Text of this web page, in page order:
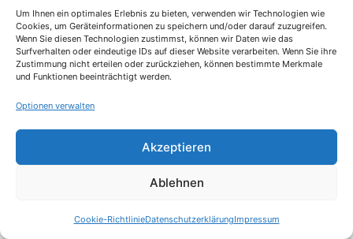
Um Ihnen ein optimales Erlebnis zu bieten, verwenden wir Technologien wie
Cookies, um Geräteinformationen zu speichern und/oder darauf zuzugreifen.
Wenn Sie diesen Technologien zustimmst, können wir Daten wie das
Surfverhalten oder eindeutige IDs auf dieser Website verarbeiten. Wenn Sie ihre
Zustimmung nicht erteilen oder zurückziehen, können bestimmte Merkmale
und Funktionen beeinträchtigt werden.
Optionen verwalten
Akzeptieren
Ablehnen
Cookie-RichtlinieDatenschutzerklärungImpressum
© All rights reserved - CEval GmbH 2026 | webdesign byleicht.digital